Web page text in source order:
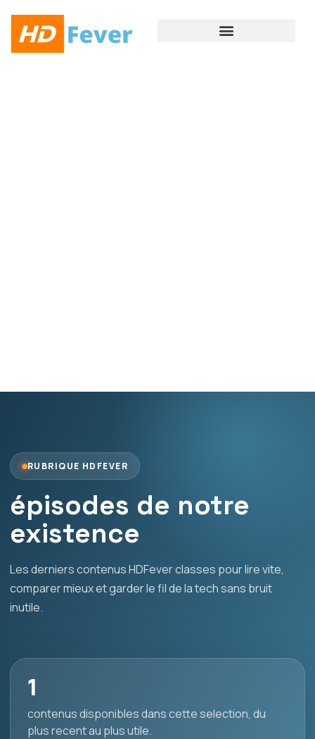
RUBRIQUE HDFEVER
épisodes de notre
existence
Les derniers contenus HDFever classes pour lire vite,
comparer mieux et garder le fil de la tech sans bruit
inutile.
1
contenus disponibles dans cette selection, du
plus recent au plus utile.